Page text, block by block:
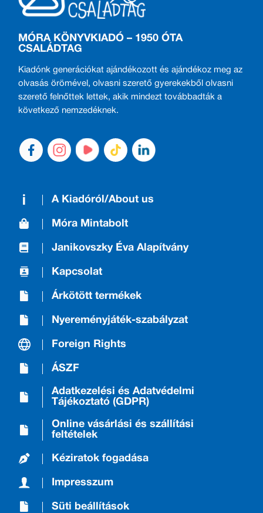
MÓRA KÖNYVKIADÓ – 1950 ÓTA
CSALÁDTAG
Kiadónk generációkat ajándékozott és ajándékoz meg az
olvasás örömével, olvasni szerető gyerekekből olvasni
szerető felnőttek lettek, akik mindezt továbbadták a
következő nemzedéknek.
A Kiadóról/About us
Móra Mintabolt
Janikovszky Éva Alapítvány
Kapcsolat
Árkötött termékek
Nyereményjáték-szabályzat
Foreign Rights
ÁSZF
Adatkezelési és Adatvédelmi
Tájékoztató (GDPR)
Online vásárlási és szállítási
feltételek
Kéziratok fogadása
Impresszum
Süti beállítások